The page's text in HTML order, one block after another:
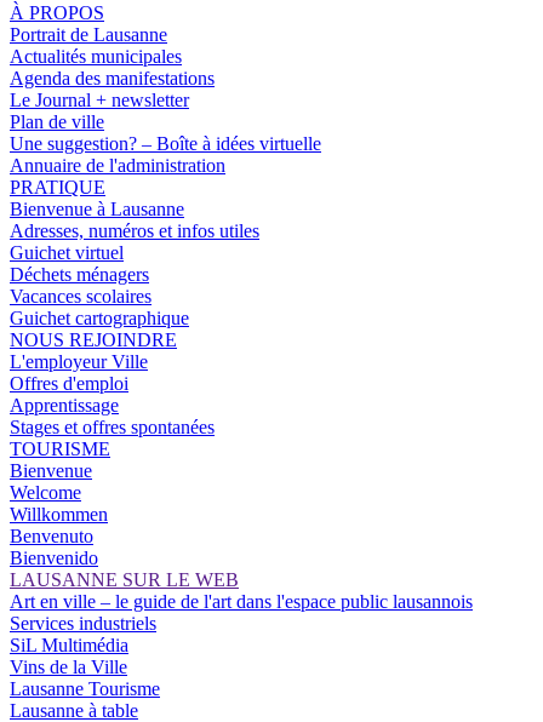
À PROPOS
Portrait de Lausanne
Actualités municipales
Agenda des manifestations
Le Journal + newsletter
Plan de ville
Une suggestion? – Boîte à idées virtuelle
Annuaire de l'administration
PRATIQUE
Bienvenue à Lausanne
Adresses, numéros et infos utiles
Guichet virtuel
Déchets ménagers
Vacances scolaires
Guichet cartographique
NOUS REJOINDRE
L'employeur Ville
Offres d'emploi
Apprentissage
Stages et offres spontanées
TOURISME
Bienvenue
Welcome
Willkommen
Benvenuto
Bienvenido
LAUSANNE SUR LE WEB
Art en ville – le guide de l'art dans l'espace public lausannois
Services industriels
SiL Multimédia
Vins de la Ville
Lausanne Tourisme
Lausanne à table